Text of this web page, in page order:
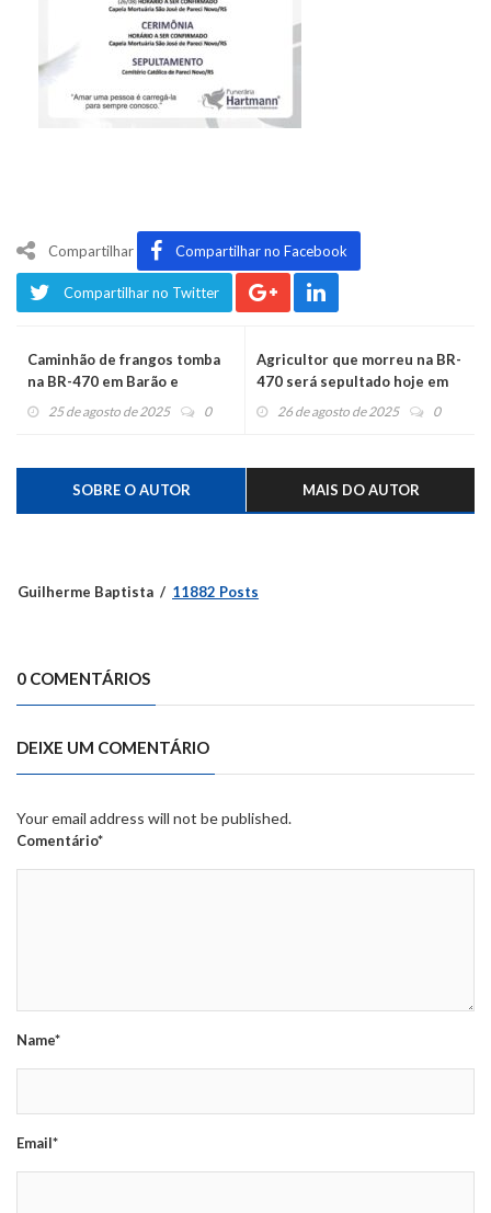
Compartilhar Compartilhar no Facebook
Compartilhar no Twitter
Caminhão de frangos tomba
na BR-470 em Barão e
motorista fica presa às
25 de agosto de 2025 0
Agricultor que morreu na BR-
470 será sepultado hoje em
São José do Sul
26 de agosto de 2025 0
SOBRE O AUTOR MAIS DO AUTOR
Guilherme Baptista 11882 Posts
0 COMENTÁRIOS
DEIXE UM COMENTÁRIO
Your email address will not be published.
Comentário*
Name*
Email*